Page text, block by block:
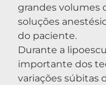
grandes volumes
soluções
do paciente.
Durante a
importante dos
variações súbitas